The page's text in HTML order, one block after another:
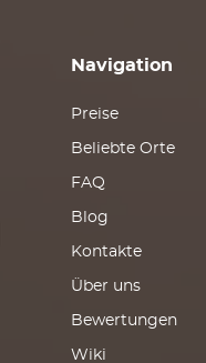
Navigation
Preise
Beliebte Orte
FAQ
Blog
Kontakte
Über uns
Bewertungen
Wiki